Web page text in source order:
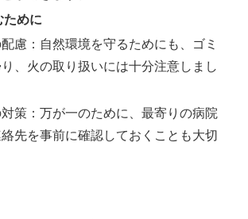
ために
慮：自然環境を守るためにも、ゴミ
、火の取り扱いには十分注意しまし
策：万が一のために、最寄りの病院
先を事前に確認しておくことも大切